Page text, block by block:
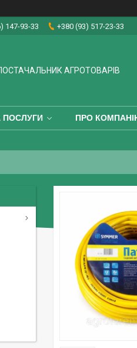
147-93-33 +380 (93) 517-23-33
АГРОТОВАРІВ
ПОСЛУГИ ПРО